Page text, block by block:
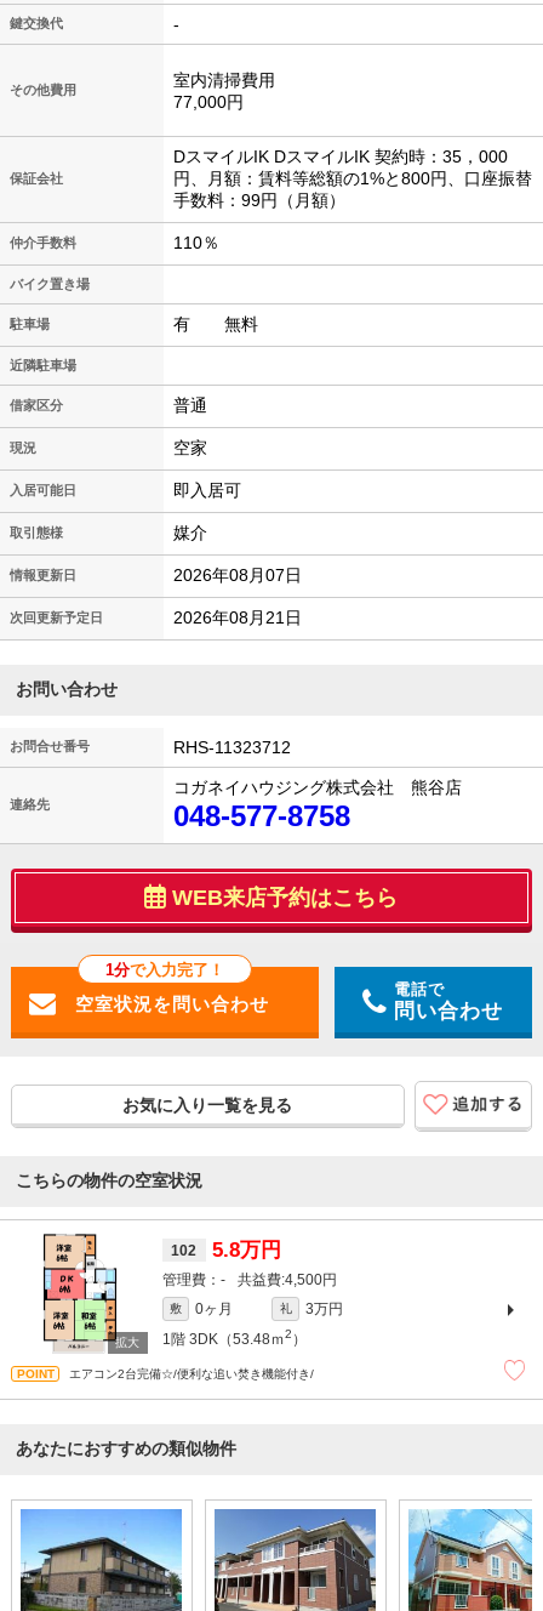
鍵交換代 -
その他費用
室内清掃費用
77,000円
保証会社
DスマイルIK DスマイルIK 契約時：35，000
円、月額：賃料等総額の1%と800円、口座振替
手数料：99円（月額）
仲介手数料 110％
バイク置き場
駐車場 有 無料
近隣駐車場
借家区分 普通
現況 空家
入居可能日 即入居可
取引態様 媒介
情報更新日 2026年08月07日
次回更新予定日 2026年08月21日
お問い合わせ
お問合せ番号 RHS-11323712
連絡先
コガネイハウジング株式会社 熊谷店
048-577-8758
WEB来店予約はこちら
1分で入力完了！
電話で
問い合わせ
お気に入り一覧を見る
こちらの物件の空室状況
102 5.8万円
- 4,500円
敷 0ヶ月 礼
3万円
1階 3DK（53.48ｍ2 ）
エアコン2台完備☆/便利な追い焚き機能付き/
あなたにおすすめの類似物件